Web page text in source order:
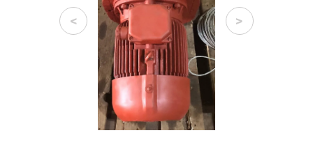
< >